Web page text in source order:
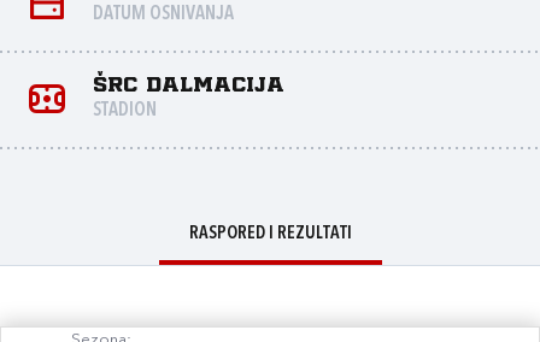
DATUM OSNIVANJA
ŠRC Dalmacija
STADION
RASPORED I REZULTATI